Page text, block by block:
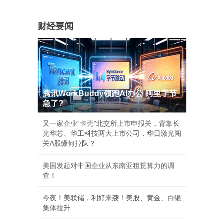
财经要闻
腾讯WorkBuddy领跑AI办公 阿里字节
急了?
又一家企业“卡壳”北交所上市申报关，背靠长
光华芯、华工科技两大上市公司，华日激光闯
关A股缘何掉队？
美国发起对中国企业从东南亚租赁算力的调
查！
今夜！美联储，利好来袭！美股、黄金、白银
集体拉升